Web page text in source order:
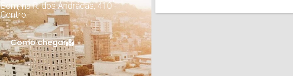
Bom, na R. dos Andradas, 410 -
Centro.
Como chegar